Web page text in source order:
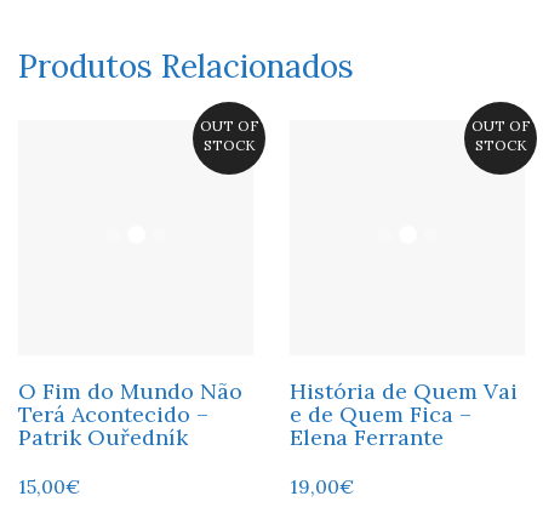
Produtos Relacionados
OUT OF
STOCK
O Fim do Mundo Não
Terá Acontecido –
Patrik Ouředník
15,00€
OUT OF
STOCK
História de Quem Vai
e de Quem Fica –
Elena Ferrante
19,00€